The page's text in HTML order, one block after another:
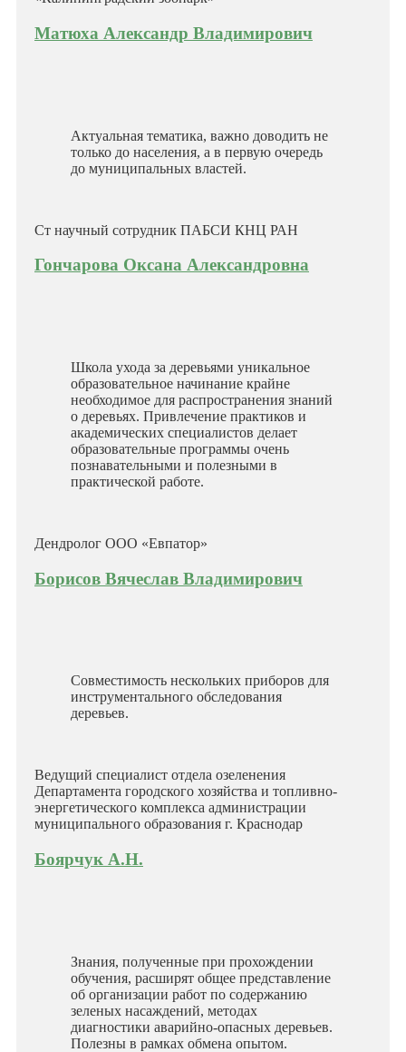
Матюха Александр Владимирович
Актуальная тематика, важно доводить не
только до населения, а в первую очередь
до муниципальных властей.
Ст научный сотрудник ПАБСИ КНЦ РАН
Гончарова Оксана Александровна
Школа ухода за деревьями уникальное
образовательное начинание крайне
необходимое для распространения знаний
о деревьях. Привлечение практиков и
академических специалистов делает
образовательные программы очень
познавательными и полезными в
практической работе.
Дендролог ООО «Евпатор»
Борисов Вячеслав Владимирович
Совместимость нескольких приборов для
инструментального обследования
деревьев.
Ведущий специалист отдела озеленения
Департамента городского хозяйства и топливно-
энергетического комплекса администрации
муниципального образования г. Краснодар
Боярчук А.Н.
Знания, полученные при прохождении
обучения, расширят общее представление
об организации работ по содержанию
зеленых насаждений, методах
диагностики аварийно-опасных деревьев.
Полезны в рамках обмена опытом.